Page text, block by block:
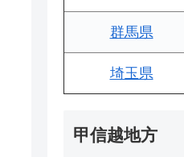
群馬県
埼玉県
甲信越地方